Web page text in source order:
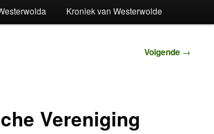
Kroniek van Westerwolde
Volgende →
Vereniging